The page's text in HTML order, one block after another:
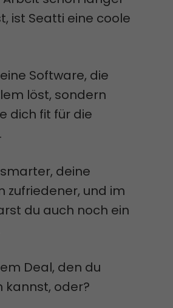
ist Seatti eine coole
Software, die
löst, sondern
dich fit für die
deine
zufriedener, und im
du auch noch ein
Deal, den du
kannst, oder?